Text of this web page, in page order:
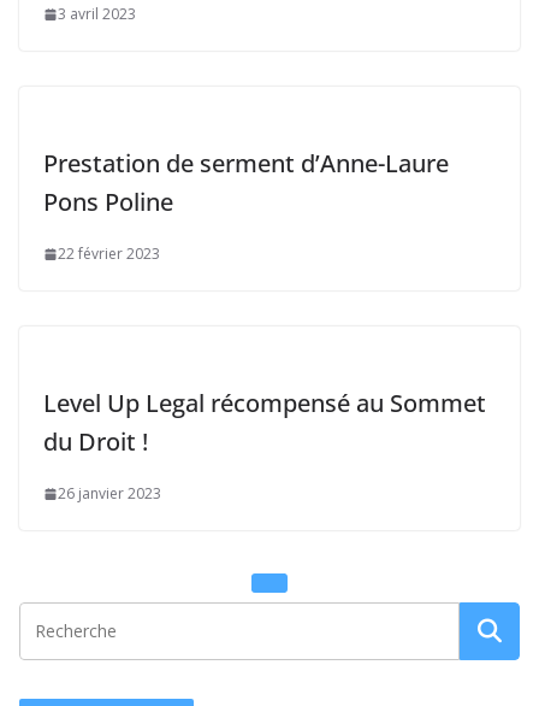
3 avril 2023
Prestation de serment d’Anne-Laure
Pons Poline
22 février 2023
Level Up Legal récompensé au Sommet
du Droit !
26 janvier 2023